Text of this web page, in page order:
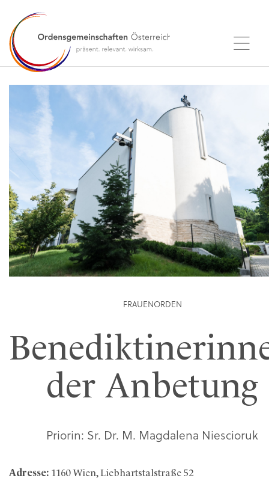
FRAUENORDEN
der Anbetung
Priorin: Sr. Dr. M. Magdalena Niescioruk
Adresse: 1160 Wien, Liebhartstalstraße 52